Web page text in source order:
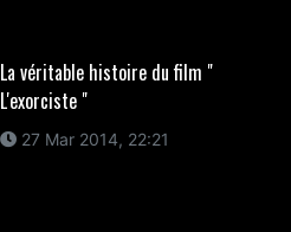
La véritable histoire du film "
L'exorciste "
27 Mar 2014, 22:21